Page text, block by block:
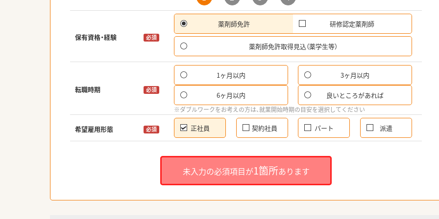
保有資格・経験 必須
薬剤師免許 研修認定薬剤師
薬剤師免許取得見込（薬学生等）
転職時期 必須
1ヶ月以内 3ヶ月以内
6ヶ月以内 良いところがあれば
※ダブルワークをお考えの方は、就業開始時期の目安を選択してください
希望雇用形態 必須 正社員 契約社員 パート 派遣
未入力の必須項目が1箇所あります